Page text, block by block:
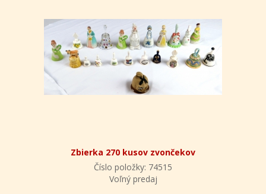
Zbierka 270 kusov zvončekov
Číslo položky: 74515
Voľný predaj